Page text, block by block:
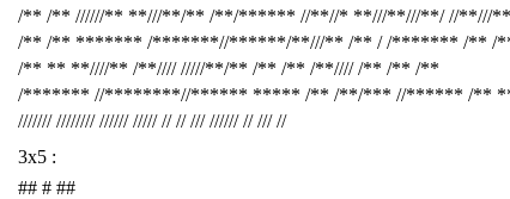
/** /** //////** **///**/** /**/****** //**//* **///**///**/ //**///**
/** /** ******* /*******//******/**///** /** / /******* /** /
/** ** **////** /**//// /////**/** /** /** /**//// /** /** /**
/******* //********//****** ***** /** /**/*** //****** /**
/////// //////// ////// ///// // // /// ////// // /// //
3x5 :
## # ##